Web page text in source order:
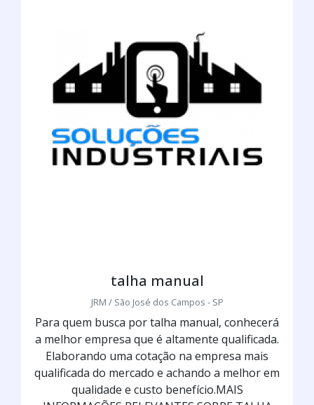
talha manual
JRM / São José dos Campos - SP
Para quem busca por talha manual, conhecerá
a melhor empresa que é altamente qualificada.
Elaborando uma cotação na empresa mais
qualificada do mercado e achando a melhor em
qualidade e custo benefício.MAIS